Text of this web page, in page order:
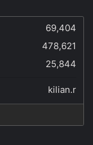
69,404
478,621
25,844
kilian.r